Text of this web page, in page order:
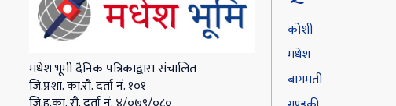
मधेश भूमी दैनिक पत्रिकाद्वारा संचालित
जि.प्रशा. का.रौ. दर्ता नं. १०१
कोशी
मधेश
बागमती